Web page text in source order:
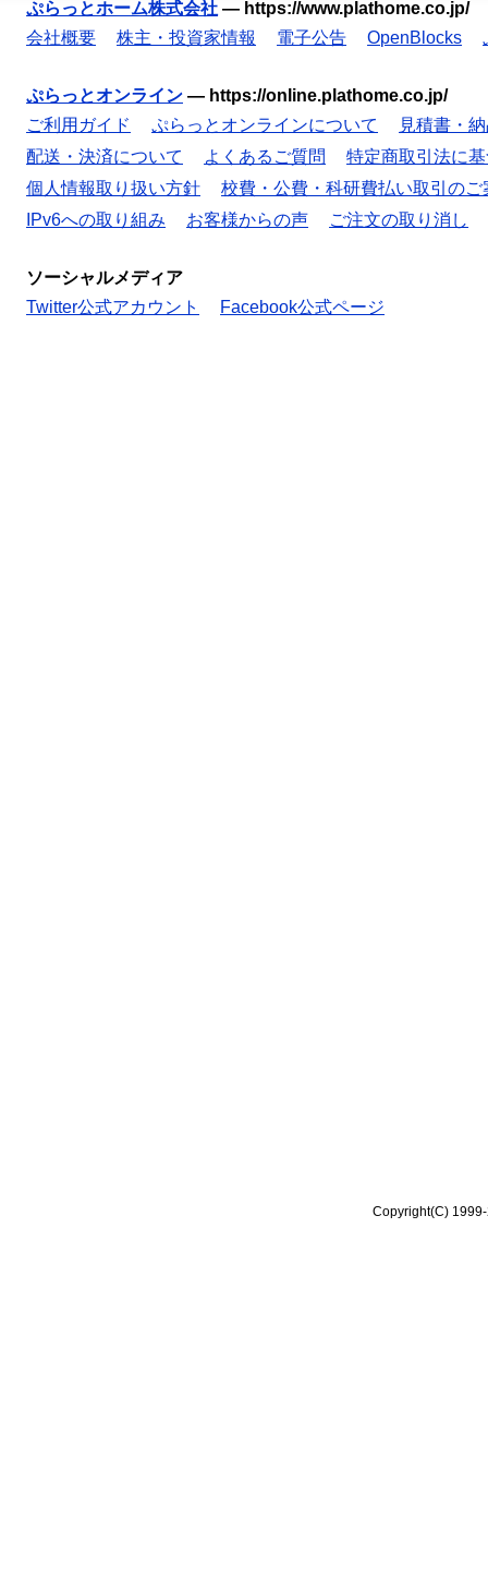
ぷらっとホーム株式会社 — https://www.plathome.co.jp/
会社概要
株主・投資家情報 電子公告 OpenBlocks
ぷらっとオンライン — https://online.plathome.co.jp/
ご利用ガイド
ぷらっとオンラインについて
見積書・
配送・決済について
よくあるご質問
特定商取引法に
個人情報取り扱い方針
校費・公費・科研費払い取引のご
IPv6への取り組み
お客様からの声 ご注文の取り消し
ソーシャルメディア
Twitter公式アカウント
Facebook公式ページ
Copyright(C)